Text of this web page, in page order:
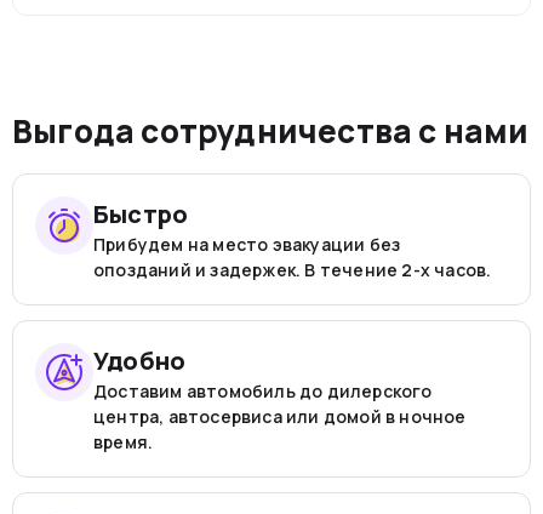
Выгода сотрудничества с нами
Быстро
Прибудем на место эвакуации без
опозданий и задержек. В течение 2-х часов.
Удобно
Доставим автомобиль до дилерского
центра, автосервиса или домой в ночное
время.